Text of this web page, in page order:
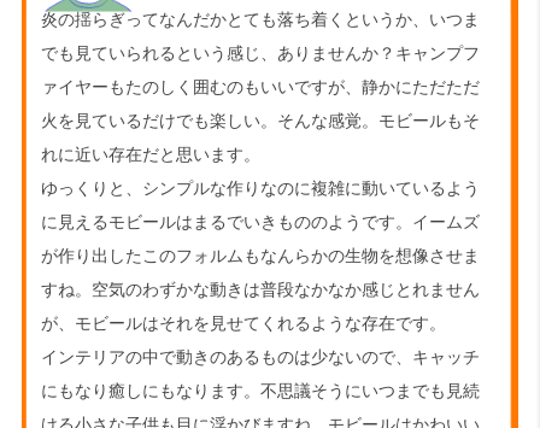
炎の揺らぎってなんだかとても落ち着くというか、いつま
でも見ていられるという感じ、ありませんか？キャンプフ
ァイヤーもたのしく囲むのもいいですが、静かにただただ
火を見ているだけでも楽しい。そんな感覚。モビールもそ
れに近い存在だと思います。
ゆっくりと、シンプルな作りなのに複雑に動いているよう
に見えるモビールはまるでいきもののようです。イームズ
が作り出したこのフォルムもなんらかの生物を想像させま
すね。空気のわずかな動きは普段なかなか感じとれません
が、モビールはそれを見せてくれるような存在です。
インテリアの中で動きのあるものは少ないので、キャッチ
にもなり癒しにもなります。不思議そうにいつまでも見続